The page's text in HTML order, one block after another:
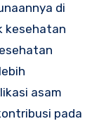
di
kesehatan
asam
pada